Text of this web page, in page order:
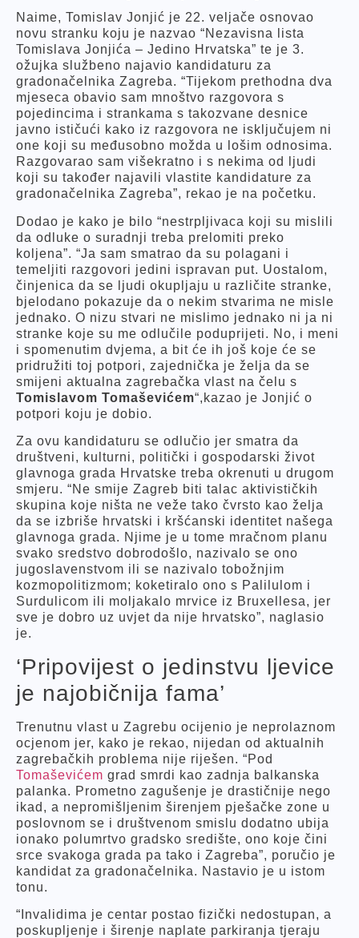
Naime, Tomislav Jonjić je 22. veljače osnovao
novu stranku koju je nazvao “Nezavisna lista
Tomislava Jonjića – Jedino Hrvatska” te je 3.
ožujka službeno najavio kandidaturu za
gradonačelnika Zagreba. “Tijekom prethodna dva
mjeseca obavio sam mnoštvo razgovora s
pojedincima i strankama s takozvane desnice
javno ističući kako iz razgovora ne isključujem ni
one koji su međusobno možda u lošim odnosima.
Razgovarao sam višekratno i s nekima od ljudi
koji su također najavili vlastite kandidature za
gradonačelnika Zagreba”, rekao je na početku.
Dodao je kako je bilo “nestrpljivaca koji su mislili
da odluke o suradnji treba prelomiti preko
koljena”. “Ja sam smatrao da su polagani i
temeljiti razgovori jedini ispravan put. Uostalom,
činjenica da se ljudi okupljaju u različite stranke,
bjelodano pokazuje da o nekim stvarima ne misle
jednako. O nizu stvari ne mislimo jednako ni ja ni
stranke koje su me odlučile poduprijeti. No, i meni
i spomenutim dvjema, a bit će ih još koje će se
pridružiti toj potpori, zajednička je želja da se
smijeni aktualna zagrebačka vlast na čelu s
Tomislavom Tomaševićem“,kazao je Jonjić o
potpori koju je dobio.
Za ovu kandidaturu se odlučio jer smatra da
društveni, kulturni, politički i gospodarski život
glavnoga grada Hrvatske treba okrenuti u drugom
smjeru. “Ne smije Zagreb biti talac aktivističkih
skupina koje ništa ne veže tako čvrsto kao želja
da se izbriše hrvatski i kršćanski identitet našega
glavnoga grada. Njime je u tome mračnom planu
svako sredstvo dobrodošlo, nazivalo se ono
jugoslavenstvom ili se nazivalo tobožnjim
kozmopolitizmom; koketiralo ono s Palilulom i
Surdulicom ili moljakalo mrvice iz Bruxellesa, jer
sve je dobro uz uvjet da nije hrvatsko”, naglasio
je.
‘Pripovijest o jedinstvu ljevice
je najobičnija fama’
Trenutnu vlast u Zagrebu ocijenio je neprolaznom
ocjenom jer, kako je rekao, nijedan od aktualnih
zagrebačkih problema nije riješen. “Pod
Tomaševićem grad smrdi kao zadnja balkanska
palanka. Prometno zagušenje je drastičnije nego
ikad, a nepromišljenim širenjem pješačke zone u
poslovnom se i društvenom smislu dodatno ubija
ionako polumrtvo gradsko središte, ono koje čini
srce svakoga grada pa tako i Zagreba”, poručio je
kandidat za gradonačelnika. Nastavio je u istom
tonu.
“Invalidima je centar postao fizički nedostupan, a
poskupljenje i širenje naplate parkiranja tjeraju